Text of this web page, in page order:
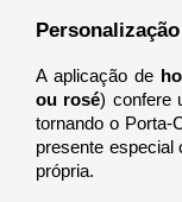
A aplicação de
ou rosé) confere
tornando o Porta-
presente especial
própria.